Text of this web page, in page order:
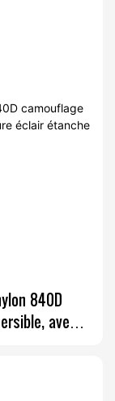
840D
avec